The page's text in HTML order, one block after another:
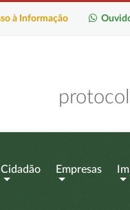
à Informação
Cidadão Empresas